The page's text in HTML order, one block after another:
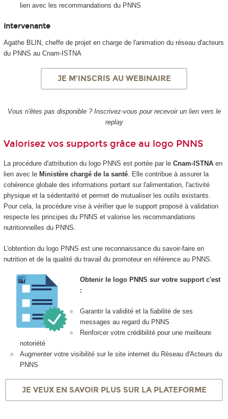
lien avec les recommandations du PNNS
Intervenante
Agathe BLIN, cheffe de projet en charge de l'animation du réseau d'acteurs
du PNNS au Cnam-ISTNA
JE M'INSCRIS AU WEBINAIRE
Vous n'êtes pas disponible ? Inscrivez-vous pour recevoir un lien vers le
replay
Valorisez vos supports grâce au logo PNNS
La procédure d'attribution du logo PNNS est portée par le Cnam-ISTNAen
lien avec le Ministère chargé de la santé. Elle contribue à assurer la
cohérence globale des informations portant sur l'alimentation, l'activité
physique et la sédentarité et permet de mutualiser les outils existants.
Pour cela, la procédure vise à vérifier que le support proposé à validation
respecte les principes du PNNS et valorise les recommandations
nutritionnelles du PNNS.
L'obtention du logo PNNS est une reconnaissance du savoir-faire en
nutrition et de la qualité du travail du promoteur en référence au PNNS.
Obtenir le logo PNNS sur votre support c'est
:
Garantir la validité et la fiabilité de ses
messages au regard du PNNS
Renforcer votre crédibilité pour une meilleure
notoriété
Augmenter votre visibilité sur le site internet du Réseau d'Acteurs du
PNNS
JE VEUX EN SAVOIR PLUS SUR LA PLATEFORME